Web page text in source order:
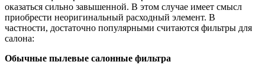
оказаться сильно завышенной. В этом случае имеет смысл
приобрести неоригинальный расходный элемент. В
частности, достаточно популярными считаются фильтры для
салона:
Обычные пылевые салонные фильтра